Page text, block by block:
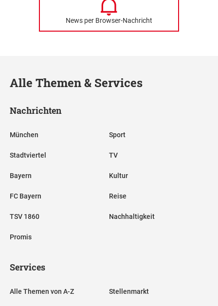
News per Browser-Nachricht
Alle Themen & Services
Nachrichten
München
Stadtviertel
Bayern
FC Bayern
TSV 1860
Promis
Sport
TV
Kultur
Reise
Nachhaltigkeit
Services
Alle Themen von A-Z Stellenmarkt